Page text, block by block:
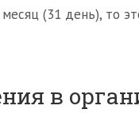
(31 день), то
в